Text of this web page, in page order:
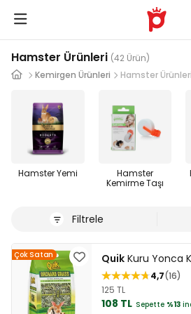
Hamster Ürünleri (42 Ürün)
Kemirgen Ürünleri
Hamster Ürünleri
Hamster Yemi
Hamster
Kemirme Taşı
Filtrele
Çok Satan Quik Kuru Yonca
4,7 16
125 TL
108 TL Sepette %13